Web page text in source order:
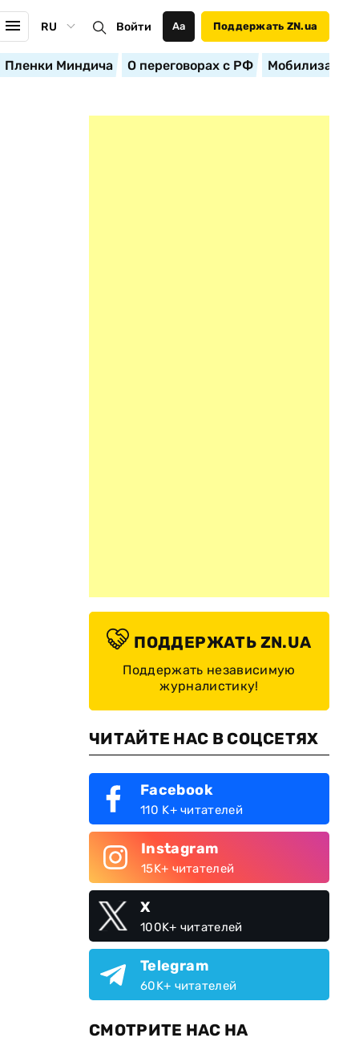
RU Войти Аа Поддержать ZN.ua
Пленки Миндича О переговорах с РФ
ПОДДЕРЖАТЬ ZN.UA
Поддержать независимую
журналистику!
ЧИТАЙТЕ НАС В СОЦСЕТЯХ
Facebook
110 K+ читателей
Instagram
15K+ читателей
X
100K+ читателей
Telegram
60K+ читателей
СМОТРИТЕ НАС НА